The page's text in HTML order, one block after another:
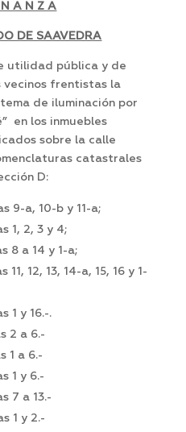
N A N Z A
DE SAAVEDRA
utilidad pública y de
frentistas la
de iluminación por
en los inmuebles
sobre la calle
catastrales
D:
9-a, 10-b y 11-a;
1, 2, 3 y 4;
8 a 14 y 1-a;
12, 13, 14-a, 15, 16 y 1-
1 y 16.-.
2 a 6.-
1 a 6.-
1 y 6.-
7 a 13.-
1 y 2.-